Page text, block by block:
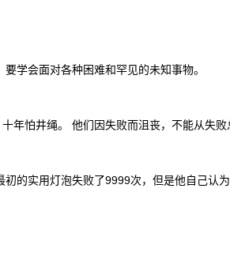
学会面对各种困难和罕见的未知事物。
怕井绳。 他们因失败而沮丧，不能从失
的实用灯泡失败了9999次，但是他自己认